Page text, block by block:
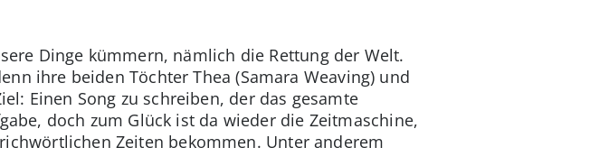
Dinge kümmern, nämlich die Rettung der Welt.
ihre beiden Töchter Thea (Samara Weaving) und
Einen Song zu schreiben, der das gesamte
doch zum Glück ist da wieder die Zeitmaschine,
Zeiten bekommen. Unter anderem